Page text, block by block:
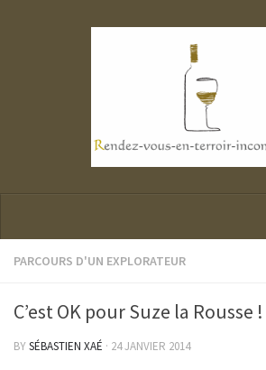
Parcours d’un explorateur
Mes dégustations
Presse et Vin
PARCOURS D'UN EXPLORATEUR
C’est OK pour Suze la Rousse !
BYSÉBASTIEN XAÉ · 24 JANVIER 2014